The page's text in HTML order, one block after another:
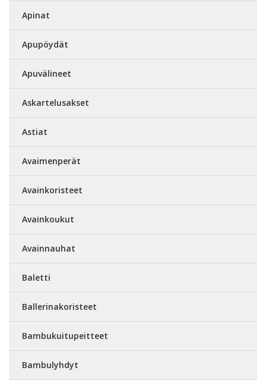
Apinat
Apupöydät
Apuvälineet
Askartelusakset
Astiat
Avaimenperät
Avainkoristeet
Avainkoukut
Avainnauhat
Baletti
Ballerinakoristeet
Bambukuitupeitteet
Bambulyhdyt